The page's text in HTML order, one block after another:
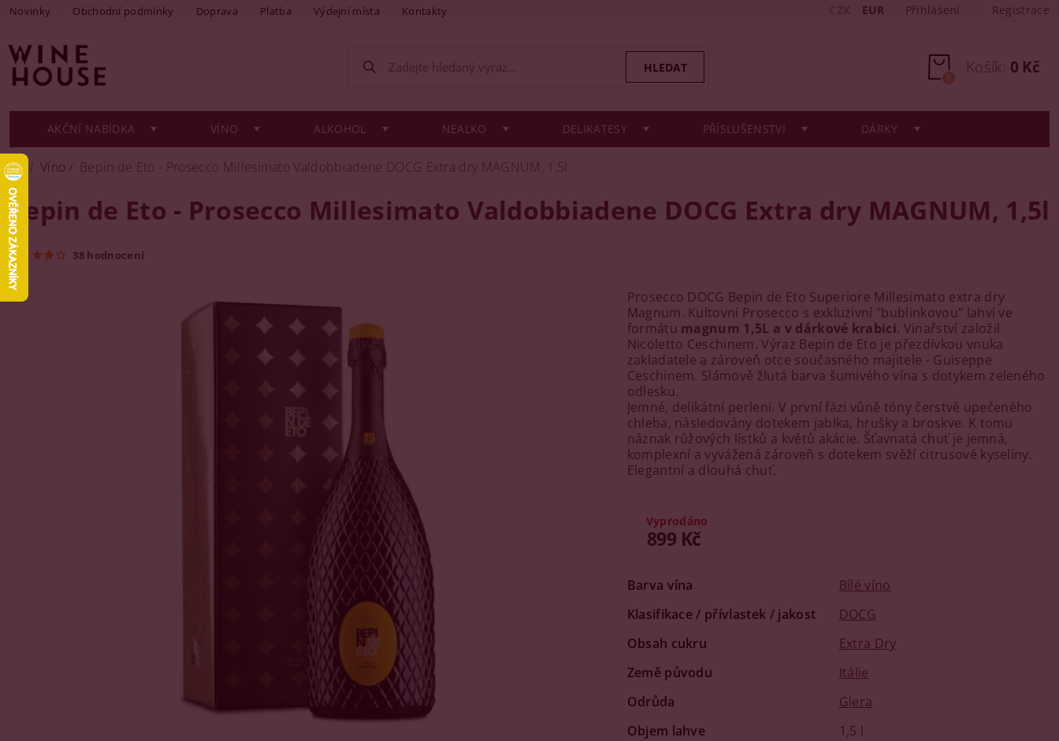
Novinky Obchodní podmínky Doprava Platba Výdejní místa Kontakty EUR Přihlášení Registrace
Košík: 0 Kč
0
AKČNÍ NABÍDKA VÍNO ALKOHOL NEALKO DELIKATESY PŘÍSLUŠENSTVÍ DÁRKY
Víno Bepin de Eto - Prosecco Millesimato Valdobbiadene DOCG Extra dry MAGNUM, 1,5l
Bepin de Eto - Prosecco Millesimato Valdobbiadene DOCG Extra dry MAGNUM, 1,5l
38 hodnocení
Prosecco DOCG Bepin de Eto Superiore Millesimato extra dry
Magnum. Kultovní Prosecco s exkluzivní "bublinkovou" lahví ve
formátu magnum 1,5L a v dárkové krabici. Vinařství založil
Nicoletto Ceschinem. Výraz Bepin de Eto je přezdívkou vnuka
zakladatele a zároveň otce současného majitele - Guiseppe
Ceschinem. Slámově žlutá barva šumivého vína s dotykem zeleného
odlesku.
Jemné, delikátní perlení. V první fázi vůně tóny čerstvě upečeného
chleba, následovány dotekem jablka, hrušky a broskve. K tomu
náznak růžových lístků a květů akácie. Šťavnatá chuť je jemná,
komplexní a vyvážená zároveň s dotekem svěží citrusové kyseliny.
Elegantní a dlouhá chuť.
Vyprodáno
899 Kč
Barva vína
Bílé víno
Klasifikace / přívlastek / jakost
DOCG
Obsah cukru
Extra Dry
Země původu
Itálie
Odrůda
Glera
Objem lahve
1,5 l